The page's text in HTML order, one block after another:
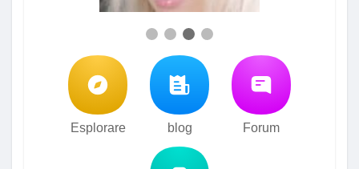
Esplorare blog Forum